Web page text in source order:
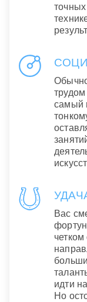
самый
Вас
идти
Но